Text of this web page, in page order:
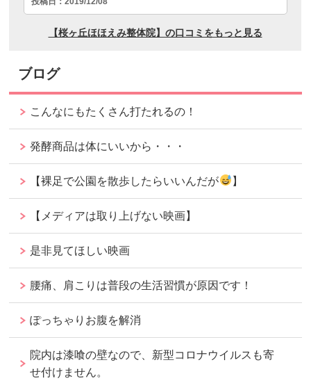
ブログ
こんなにもたくさん打たれるの！
発酵商品は体にいいから・・・
【裸足で公園を散歩したらいいんだが 】
【メディアは取り上げない映画】
是非見てほしい映画
腰痛、肩こりは普段の生活習慣が原因です！
ぽっちゃりお腹を解消
院内は漆喰の壁なので、新型コロナウイルスも寄
せ付けません。